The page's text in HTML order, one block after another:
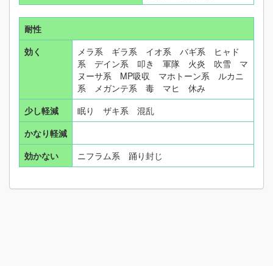
耐性
効く
メラ系 ギラ系 イオ系 バギ系 ヒャド
系 デイン系 叩き 軍隊 火炎 吹雪 マ
ヌーサ系 MP吸収 マホトーン系 ルカニ
系 メガンテ系 毒 マヒ 休み
少し軽減
眠り ザキ系 混乱
かなり軽減
効かない
ニフラム系 踊り封じ